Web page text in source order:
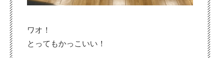
ワオ！
とってもかっこいい！